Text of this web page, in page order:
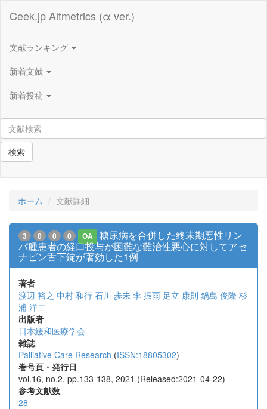
Ceek.jp Altmetrics (α ver.)
文献ランキング
新着文献
新着投稿
検索
ホーム 文献詳細
3 0 0 0 OA
糖尿病を合併した終末期悪性リン
パ腫患者の経口投与が困難な難治性悪心に対してアセ
ナピン舌下錠が著効した1例
著者
渡辺 裕之 中村 和行 石川 歩未 李 振雨 足立 康則 鍋島 俊隆 杉
浦 洋二
出版者
日本緩和医療学会
雑誌
Palliative Care Research (ISSN:18805302)
巻号頁・発行日
vol.16, no.2, pp.133-138, 2021 (Released:2021-04-22)
参考文献数
28